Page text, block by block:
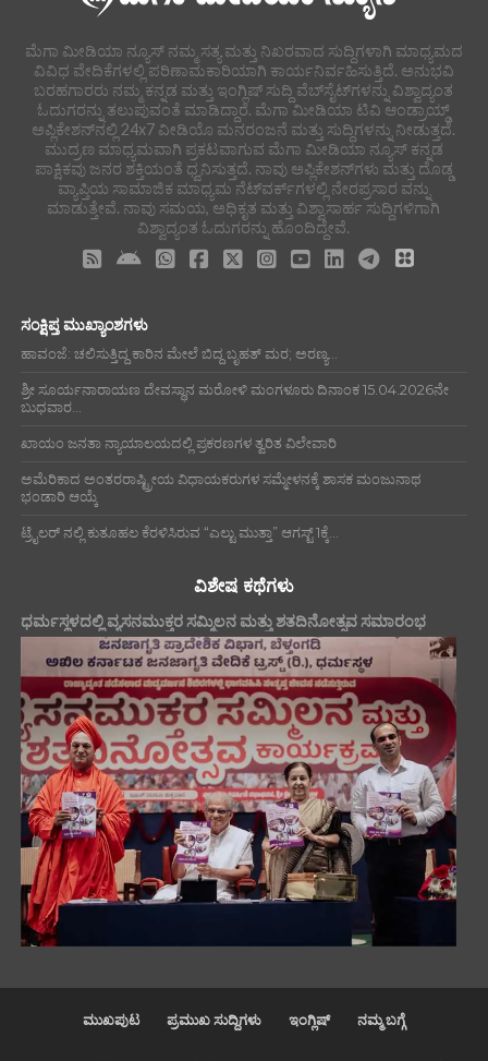
ಮೆಗಾ ಮೀಡಿಯಾ ನ್ಯೂಸ್ ನಮ್ಮ ಸತ್ಯ ಮತ್ತು ನಿಖರವಾದ ಸುದ್ದಿಗಳಾಗಿ ಮಾಧ್ಯಮದ
ವಿವಿಧ ವೇದಿಕೆಗಳಲ್ಲಿ ಪರಿಣಾಮಕಾರಿಯಾಗಿ ಕಾರ್ಯನಿರ್ವಹಿಸುತ್ತಿದೆ. ಅನುಭವಿ
ಬರಹಗಾರರು ನಮ್ಮ ಕನ್ನಡ ಮತ್ತು ಇಂಗ್ಲಿಷ್ ಸುದ್ದಿ ವೆಬ್‌ಸೈಟ್‌ಗಳನ್ನು ವಿಶ್ವಾದ್ಯಂತ
ಓದುಗರನ್ನು ತಲುಪುವಂತೆ ಮಾಡಿದ್ದಾರೆ. ಮೆಗಾ ಮೀಡಿಯಾ ಟಿವಿ ಆಂಡ್ರಾಯ್ಡ್
ಅಪ್ಲಿಕೇಶನ್‌ನಲ್ಲಿ 24x7 ವೀಡಿಯೊ ಮನರಂಜನೆ ಮತ್ತು ಸುದ್ದಿಗಳನ್ನು ನೀಡುತ್ತದೆ.
ಮುದ್ರಣ ಮಾಧ್ಯಮವಾಗಿ ಪ್ರಕಟವಾಗುವ ಮೆಗಾ ಮೀಡಿಯಾ ನ್ಯೂಸ್ ಕನ್ನಡ
ಪಾಕ್ಷಿಕವು ಜನರ ಶಕ್ತಿಯಂತೆ ಧ್ವನಿಸುತ್ತದೆ. ನಾವು ಅಪ್ಲಿಕೇಶನ್‌ಗಳು ಮತ್ತು ದೊಡ್ಡ
ವ್ಯಾಪ್ತಿಯ ಸಾಮಾಜಿಕ ಮಾಧ್ಯಮ ನೆಟ್‌ವರ್ಕ್‌ಗಳಲ್ಲಿ ನೇರಪ್ರಸಾರ ವನ್ನು
ಮಾಡುತ್ತೇವೆ. ನಾವು ಸಮಯ, ಅಧಿಕೃತ ಮತ್ತು ವಿಶ್ವಾಸಾರ್ಹ ಸುದ್ದಿಗಳಿಗಾಗಿ
ವಿಶ್ವಾದ್ಯಂತ ಓದುಗರನ್ನು ಹೊಂದಿದ್ದೇವೆ.
ಸಂಕ್ಷಿಪ್ತ ಮುಖ್ಯಾಂಶಗಳು
ಹಾವಂಜೆ: ಚಲಿಸುತ್ತಿದ್ದ ಕಾರಿನ ಮೇಲೆ ಬಿದ್ದ ಬೃಹತ್ ಮರ; ಅರಣ್ಯ...
ಶ್ರೀ ಸೂರ್ಯನಾರಾಯಣ ದೇವಸ್ಥಾನ ಮರೋಳಿ ಮಂಗಳೂರು ದಿನಾಂಕ 15.04.2026ನೇ
ಬುಧವಾರ...
ಖಾಯಂ ಜನತಾ ನ್ಯಾಯಾಲಯದಲ್ಲಿ ಪ್ರಕರಣಗಳ ತ್ವರಿತ ವಿಲೇವಾರಿ
ಅಮೆರಿಕಾದ ಅಂತರರಾಷ್ಟ್ರೀಯ ವಿಧಾಯಕರುಗಳ ಸಮ್ಮೇಳನಕ್ಕೆ ಶಾಸಕ ಮಂಜುನಾಥ
ಭಂಡಾರಿ ಆಯ್ಕೆ
ಟ್ರೈಲರ್ ನಲ್ಲಿ ಕುತೂಹಲ ಕೆರಳಿಸಿರುವ “ಎಲ್ಟು ಮುತ್ತಾ” ಆಗಸ್ಟ್ 1ಕ್ಕೆ...
ವಿಶೇಷ ಕಥೆಗಳು
ಧರ್ಮಸ್ಥಳದಲ್ಲಿ ವ್ಯಸನಮುಕ್ತರ ಸಮ್ಮಿಲನ ಮತ್ತು ಶತದಿನೋತ್ಸವ ಸಮಾರಂಭ
ಮುಖಪುಟ ಪ್ರಮುಖ ಸುದ್ದಿಗಳು ಇಂಗ್ಲಿಷ್ ನಮ್ಮ ಬಗ್ಗೆ